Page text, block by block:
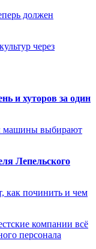
должен
через
и хуторов за один
машины выбирают
Лепельского
как починить и чем
компании всё
персонала